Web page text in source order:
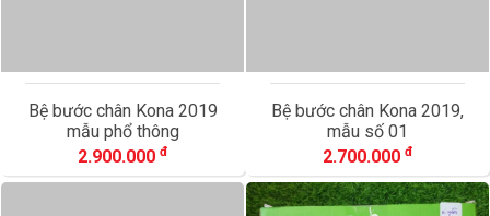
Bệ bước chân Kona 2019
mẫu phổ thông
2.900.000 đ
Bệ bước chân Kona 2019,
mẫu số 01
2.700.000 đ